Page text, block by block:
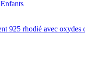
925 rhodié avec oxydes